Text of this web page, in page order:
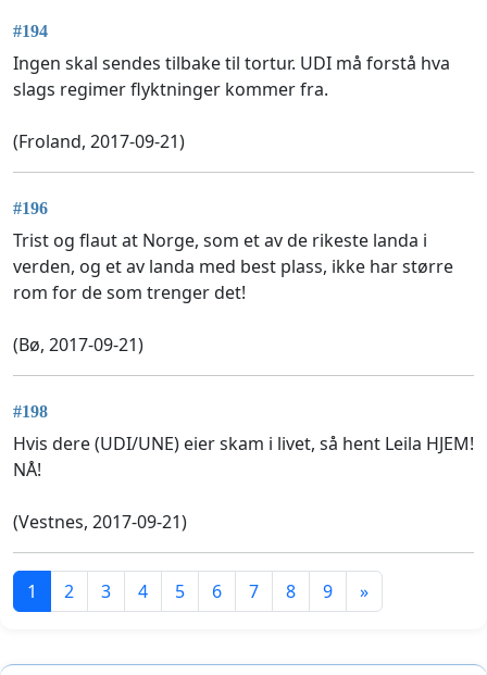
#194
Ingen skal sendes tilbake til tortur. UDI må forstå hva
slags regimer flyktninger kommer fra.
(Froland, 2017-09-21)
#196
Trist og flaut at Norge, som et av de rikeste landa i
verden, og et av landa med best plass, ikke har større
rom for de som trenger det!
(Bø, 2017-09-21)
#198
Hvis dere (UDI/UNE) eier skam i livet, så hent Leila HJEM!
NÅ!
(Vestnes, 2017-09-21)
1 2 3 4 5 6 7 8 9 »